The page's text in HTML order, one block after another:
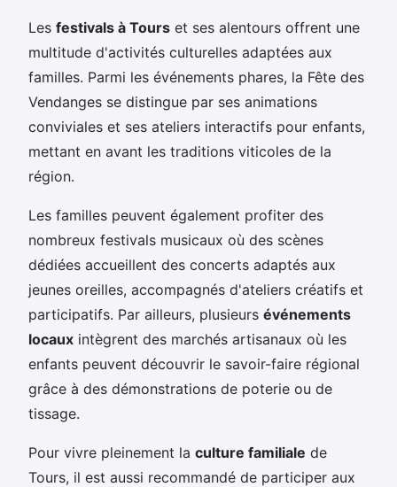
Les festivals à Tours et ses alentours offrent une
multitude d'activités culturelles adaptées aux
familles. Parmi les événements phares, la Fête des
Vendanges se distingue par ses animations
conviviales et ses ateliers interactifs pour enfants,
mettant en avant les traditions viticoles de la
région.
Les familles peuvent également profiter des
nombreux festivals musicaux où des scènes
dédiées accueillent des concerts adaptés aux
jeunes oreilles, accompagnés d'ateliers créatifs et
participatifs. Par ailleurs, plusieurs événements
locaux intègrent des marchés artisanaux où les
enfants peuvent découvrir le savoir-faire régional
grâce à des démonstrations de poterie ou de
tissage.
Pour vivre pleinement la culture familiale de
Tours, il est aussi recommandé de participer aux